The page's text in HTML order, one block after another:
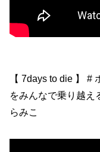
【 7days to die 】 #
をみんなで乗り越え
らみこ